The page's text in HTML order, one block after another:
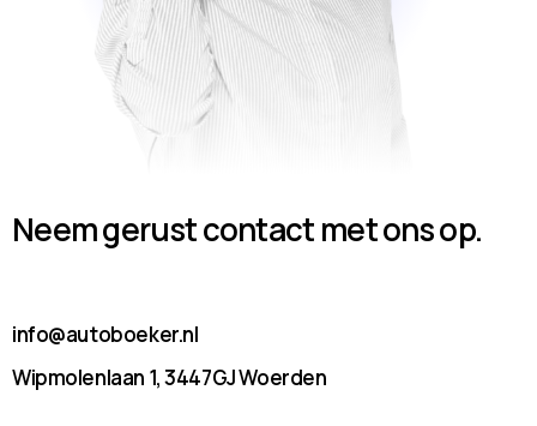
Neem gerust contact met ons op.
info@autoboeker.nl
Wipmolenlaan 1, 3447GJ Woerden